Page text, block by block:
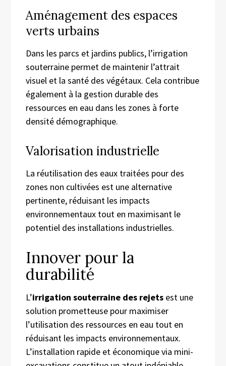
Aménagement des espaces
verts urbains
Dans les parcs et jardins publics, l’irrigation
souterraine permet de maintenir l’attrait
visuel et la santé des végétaux. Cela contribue
également à la gestion durable des
ressources en eau dans les zones à forte
densité démographique.
Valorisation industrielle
La réutilisation des eaux traitées pour des
zones non cultivées est une alternative
pertinente, réduisant les impacts
environnementaux tout en maximisant le
potentiel des installations industrielles.
Innover pour la
durabilité
L’irrigation souterraine des rejets est une
solution prometteuse pour maximiser
l’utilisation des ressources en eau tout en
réduisant les impacts environnementaux.
L’installation rapide et économique via mini-